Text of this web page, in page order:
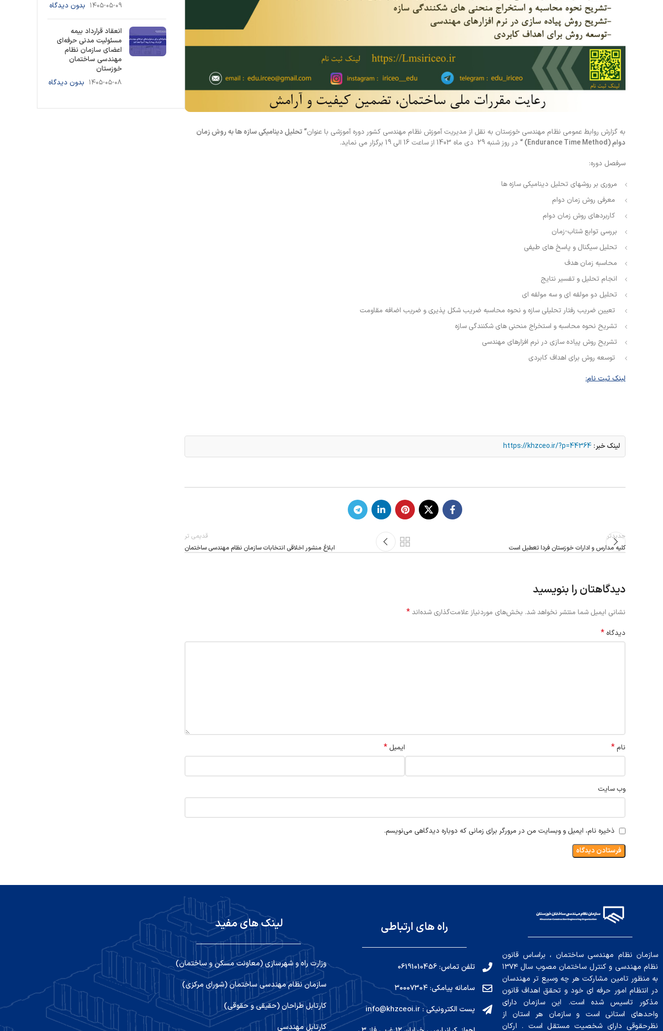
به گزارش روابط عمومی نظام مهندسی خوزستان به نقل از مدیریت آموزش نظام مهندسی کشور دوره آموزشی با عنوان“ تحلیل دینامیکی سازه ها به روش زمان
دوام (Endurance Time Method
)
“ در روز شنبه 29 دی ماه 1403 از ساعت 16 الی 19 برگزار می نماید.
سرفصل دوره:
مروري بر روشهاي تحليل ديناميكي سازه ها
معرفي روش زمان دوام
كاربردهاي روش زمان دوام
بررسي توابع شتاب-زمان
تحليل سيگنال و پاسخ هاي طيفي
محاسبه زمان هدف
انجام تحليل و تفسير نتايج
تحليل دو مولفه اي و سه مولفه اي
تعيين ضريب رفتار تحليلي سازه و نحوه محاسبه ضريب شكل پذيري و ضریب اضافه مقاومت
تشريح نحوه محاسبه و استخراج منحني هاي شكنندگي سازه
تشريح روش پياده سازي در نرم افزارهاي مهندسي
توسعه روش براي اهداف كابردي
لینک ثبت نام:
لینک خبر: https://khzceo.ir/?p=44364
جدیدتر
کلیه مدارس و ادارات خوزستان فردا تعطیل است
قدیمی تر
ابلاغ منشور اخلاقی انتخابات سازمان نظام مهندسی ساختمان
دیدگاهتان را بنویسید
نشانی ایمیل شما منتشر نخواهد شد. بخش‌های موردنیاز علامت‌گذاری شده‌اند*
دیدگاه *
نام* ایمیل *
وب‌ سایت
ذخیره نام، ایمیل و وبسایت من در مرورگر برای زمانی که دوباره دیدگاهی می‌نویسم.
۱۴۰۵-۰۵-۰۹ بدون دیدگاه
انعقاد قرارداد بیمه
مسئولیت مدنی حرفه‌ای
اعضای سازمان نظام
مهندسی ساختمان
خوزستان
۱۴۰۵-۰۵-۰۸ بدون دیدگاه
سازمان نظام مهندسی ساختمان ، براساس قانون
نظام مهندسی و کنترل ساختمان مصوب سال ۱۳۷۴
به منظور تامین مشارکت هر چه وسیع تر مهندسان
در انتظام امور حرفه ای خود و تحقق اهداف قانون
مذکور تاسیس شده است. این سازمان دارای
واحدهای استانی است و سازمان هر استان از
نظرحقوقی دارای شخصیت مستقل است . ارکان
راه های ارتباطی
تلفن تماس: 06191010456
سامانه پیامکی: ۳۰۰۰۷۳۰۴
پست الکترونیکی : info@khzceoi.ir
لینک های مفید
وزارت راه و شهرسازی (معاونت مسکن و ساختمان)
سازمان نظام مهندسی ساختمان (شورای مرکزی)
کارتابل طراحان (حقیقی و حقوقی)
کارتابل مهندسی